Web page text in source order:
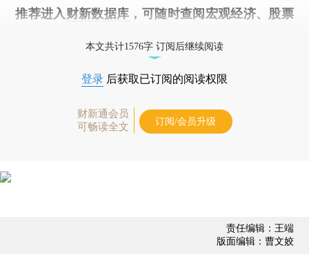
推荐进入 财新数据库 ，可随时查阅宏观经济、股票
本文共计1576字 订阅后继续阅读
登录 后获取已订阅的阅读权限
财新通会员
可畅读全文
订阅/会员升级
责任编辑：王端
版面编辑：曹文姣